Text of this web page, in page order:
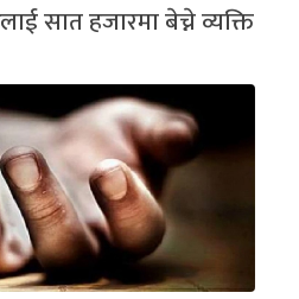
सात हजारमा बेच्ने व्यक्ति